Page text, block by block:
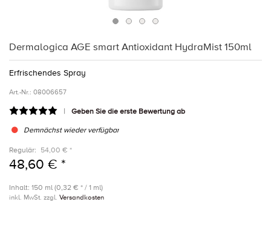
Dermalogica AGE smart Antioxidant HydraMist 150ml
Erfrischendes Spray
Art.-Nr.: 08006657
Geben Sie die erste Bewertung ab
Demnächst wieder verfügbar
Regulär: 54,00 € *
48,60 € *
Inhalt: 150 ml (0,32 € * / 1 ml)
inkl. MwSt. zzgl. Versandkosten